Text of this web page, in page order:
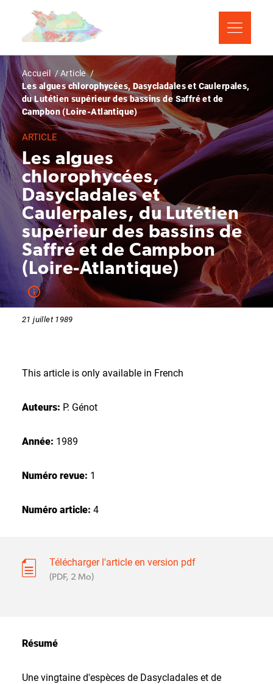
contenu
Fil
d'Ariane
Accueil
Article
Les algues chlorophycées, Dasycladales et Caulerpales,
du Lutétien supérieur des bassins de Saffré et de
Campbon (Loire-Atlantique)
ARTICLE
Les algues
chlorophycées,
Dasycladales et
Caulerpales, du Lutétien
supérieur des bassins de
Saffré et de Campbon
(Loire-Atlantique)
21 juillet 1989
This article is only available in French
Auteurs: P. Génot
Année: 1989
Numéro revue: 1
Numéro article: 4
Télécharger l'article en version pdf
(PDF, 2 Mo)
Résumé
Une vingtaine d'espèces de Dasycladales et de